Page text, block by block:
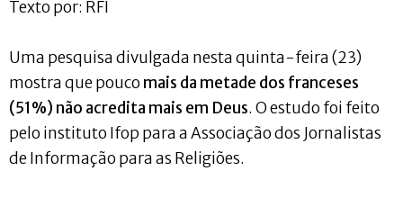
Texto por: RFI
Uma pesquisa divulgada nesta quinta-feira (23)
mostra que pouco mais da metade dos franceses
(51%) não acredita mais em Deus. O estudo foi feito
pelo instituto Ifop para a Associação dos Jornalistas
de Informação para as Religiões.